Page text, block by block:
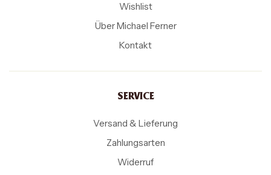
Wishlist
Über Michael Ferner
Kontakt
SERVICE
Versand & Lieferung
Zahlungsarten
Widerruf